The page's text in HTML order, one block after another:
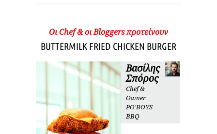
Oι Chef & οι Βloggers προτείνουν
BUTTERMILK FRIED CHICKEN BURGER
Βασίλης
Σπόρος
Chef &
Owner
PO'BOYS
BBQ